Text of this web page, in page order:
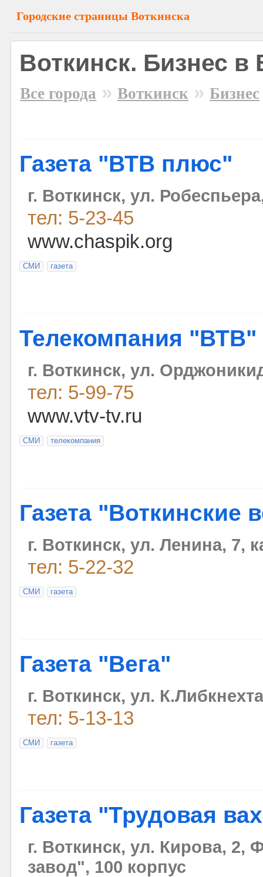
Городские страницы Воткинска
Воткинск. Бизнес в
Все города » Воткинск » Бизнес
Газета "ВТВ плюс"
г. Воткинск, ул.
тел: 5-23-45
www.chaspik.org
СМИ газета
Телекомпания "ВТВ"
г. Воткинск, ул.
тел: 5-99-75
www.vtv-tv.ru
СМИ телекомпания
Газета "Воткинские
г. Воткинск, ул. Ленина, 7,
тел: 5-22-32
СМИ газета
Газета "Вега"
г. Воткинск, ул.
тел: 5-13-13
СМИ газета
Газета "Трудовая
г. Воткинск, ул. Кирова, 2,
завод", 100 корпус